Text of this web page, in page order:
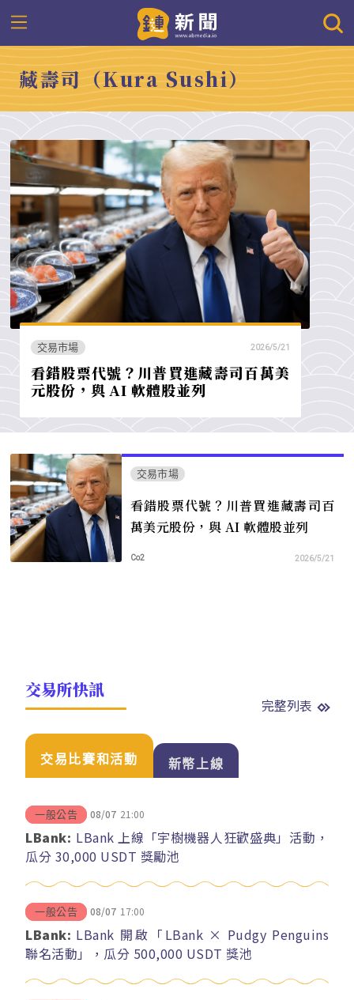
藏壽司（Kura Sushi）
交易市場 2026/5/21
看錯股票代號？川普買進藏壽司百萬美
元股份，與 AI 軟體股並列
交易市場
看錯股票代號？川普買進藏壽司百
萬美元股份，與 AI 軟體股並列
Co2 2026/5/21
交易所快訊
完整列表
交易比賽和活動 新幣上線
一般公告 08/07 21:00
LBank: LBank 上線「宇樹機器人狂歡盛典」活動，
瓜分 30,000 USDT 獎勵池
一般公告 08/07 17:00
LBank: LBank 開啟「LBank × Pudgy Penguins
聯名活動」，瓜分 500,000 USDT 獎池